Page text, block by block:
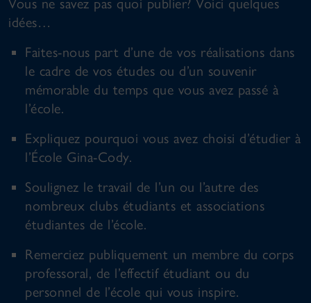
Vous ne savez pas quoi publier? Voici quelques
idées…
Faites-nous part d’une de vos réalisations dans
le cadre de vos études ou d’un souvenir
mémorable du temps que vous avez passé à
l’école.
Expliquez pourquoi vous avez choisi d’étudier à
l’École Gina-Cody.
Soulignez le travail de l’un ou l’autre des
nombreux clubs étudiants et associations
étudiantes de l’école.
Remerciez publiquement un membre du corps
professoral, de l’effectif étudiant ou du
personnel de l’école qui vous inspire.